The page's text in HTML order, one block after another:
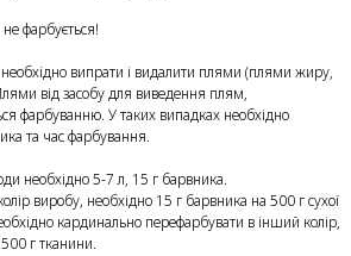
фарбується!
випрати і видалити плями (плями жиру,
від засобу для виведення плям,
фарбуванню. У таких випадках необхідно
та час фарбування.
необхідно 5-7 л, 15 г барвника.
виробу, необхідно 15 г барвника на 500 г сухої
кардинально перефарбувати в інший колір,
г тканини.